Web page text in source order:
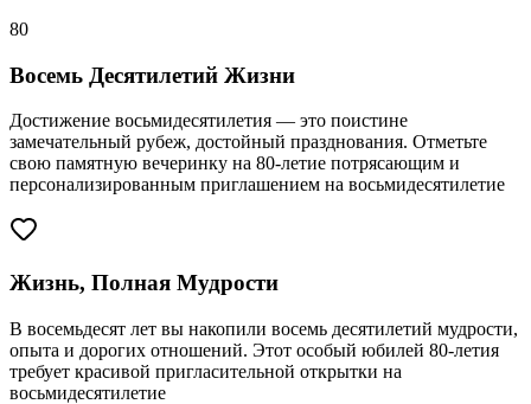
80
Восемь Десятилетий Жизни
Достижение восьмидесятилетия — это поистине
замечательный рубеж, достойный празднования. Отметьте
свою памятную вечеринку на 80-летие потрясающим и
персонализированным приглашением на восьмидесятилетие
Жизнь, Полная Мудрости
В восемьдесят лет вы накопили восемь десятилетий мудрости,
опыта и дорогих отношений. Этот особый юбилей 80-летия
требует красивой пригласительной открытки на
восьмидесятилетие